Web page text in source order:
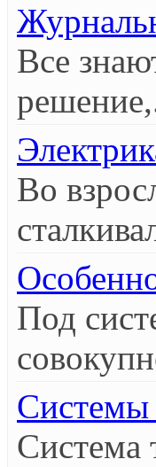
Все
Во
Под
Системы
Система